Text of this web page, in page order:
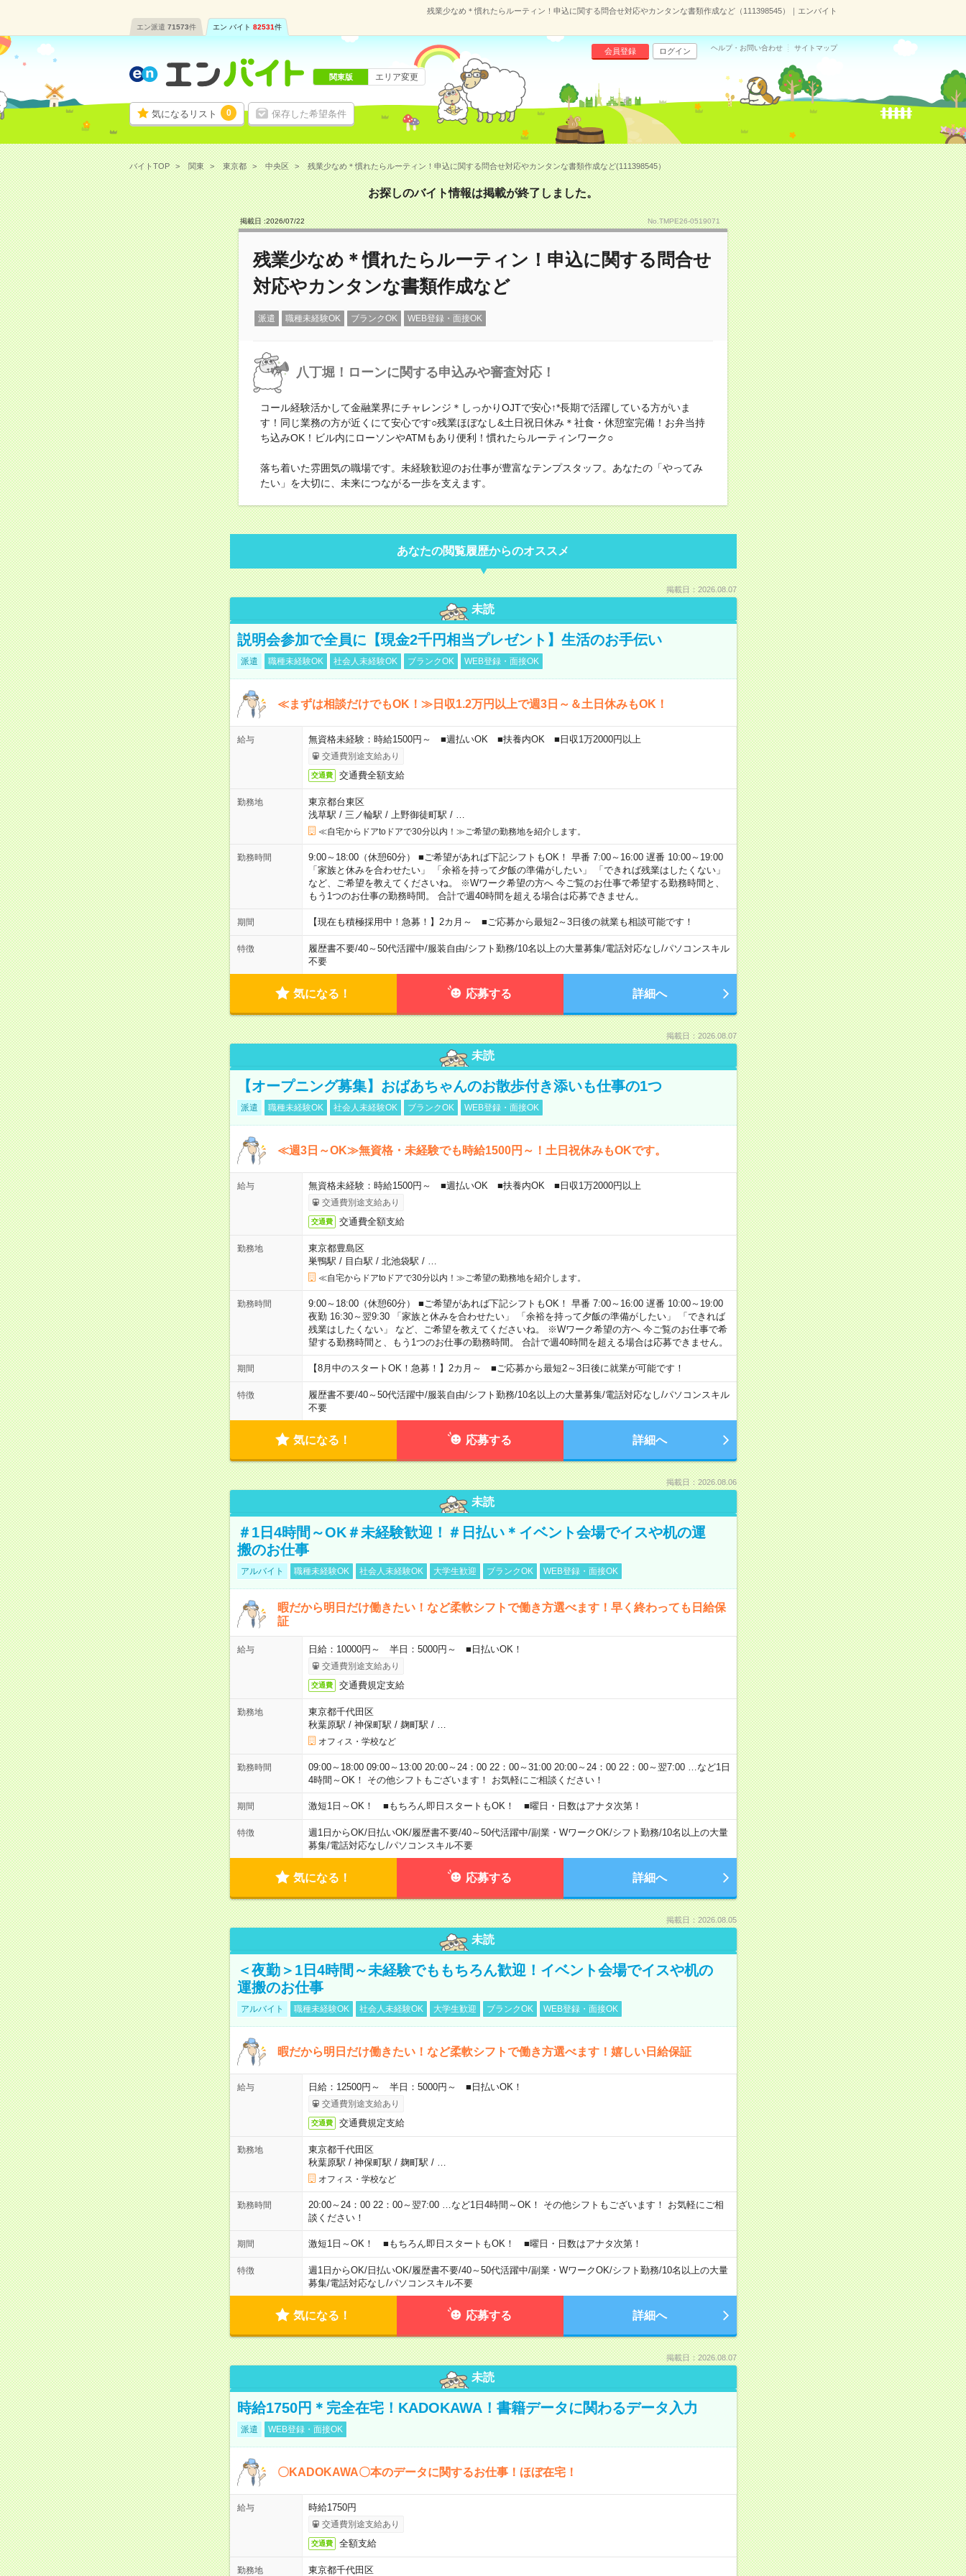
残業少なめ＊慣れたらルーティン！申込に関する問合せ対応やカンタンな書類作成など（111398545）｜エンバイト
エン派遣 71573件 エン バイト 82531件
気になるリスト 0 保存した希望条件
会員登録 ログイン ヘルプ・お問い合わせ サイトマップ
関東版 エリア変更
バイトTOP 関東 東京都 中央区 残業少なめ＊慣れたらルーティン！申込に関する問合せ対応やカンタンな書類作成など(111398545）
お探しのバイト情報は掲載が終了しました。
掲載日 :2026/07/22 No.TMPE26-0519071
残業少なめ＊慣れたらルーティン！申込に関する問合せ
対応やカンタンな書類作成など
派遣 職種未経験OK ブランクOK WEB登録・面接OK
八丁堀！ローンに関する申込みや審査対応！
コール経験活かして金融業界にチャレンジ＊しっかりOJTで安心↑*長期で活躍している方がいま
す！同じ業務の方が近くにて安心です○残業ほぼなし&土日祝日休み＊社食・休憩室完備！お弁当持
ち込みOK！ビル内にローソンやATMもあり便利！慣れたらルーティンワーク○
落ち着いた雰囲気の職場です。未経験歓迎のお仕事が豊富なテンプスタッフ。あなたの「やってみ
たい」を大切に、未来につながる一歩を支えます。
あなたの閲覧履歴からのオススメ
掲載日：2026.08.07
未読
説明会参加で全員に【現金2千円相当プレゼント】生活のお手伝い
派遣 職種未経験OK 社会人未経験OK ブランクOK WEB登録・面接OK
≪まずは相談だけでもOK！≫日収1.2万円以上で週3日～＆土日休みもOK！
給与 無資格未経験：時給1500円～ ■週払いOK ■扶養内OK ■日収1万2000円以上
交通費別途支給あり
交通費 交通費全額支給
勤務地
東京都台東区
浅草駅 / 三ノ輪駅 / 上野御徒町駅 /
≪自宅からドアtoドアで30分以内！≫ご希望の勤務地を紹介します。
勤務時間
9:00～18:00（休憩60分） ■ご希望があれば下記シフトもOK！ 早番 7:00～16:00 遅番 10:00～19:00
「家族と休みを合わせたい」 「余裕を持って夕飯の準備がしたい」 「できれば残業はしたくない」
など、ご希望を教えてくださいね。 ※Wワーク希望の方へ 今ご覧のお仕事で希望する勤務時間と、
もう1つのお仕事の勤務時間。 合計で週40時間を超える場合は応募できません。
期間 【現在も積極採用中！急募！】2カ月～ ■ご応募から最短2～3日後の就業も相談可能です！
特徴 履歴書不要/40～50代活躍中/服装自由/シフト勤務/10名以上の大量募集/電話対応なし/パソコンスキル
不要
気になる！ 応募する 詳細へ
掲載日：2026.08.07
未読
【オープニング募集】おばあちゃんのお散歩付き添いも仕事の1つ
派遣 職種未経験OK 社会人未経験OK ブランクOK WEB登録・面接OK
≪週3日～OK≫無資格・未経験でも時給1500円～！土日祝休みもOKです。
給与 無資格未経験：時給1500円～ ■週払いOK ■扶養内OK ■日収1万2000円以上
交通費別途支給あり
交通費 交通費全額支給
勤務地
東京都豊島区
巣鴨駅 / 目白駅 / 北池袋駅 /
≪自宅からドアtoドアで30分以内！≫ご希望の勤務地を紹介します。
勤務時間
9:00～18:00（休憩60分） ■ご希望があれば下記シフトもOK！ 早番 7:00～16:00 遅番 10:00～19:00
夜勤 16:30～翌9:30 「家族と休みを合わせたい」 「余裕を持って夕飯の準備がしたい」 「できれば
残業はしたくない」 など、ご希望を教えてくださいね。 ※Wワーク希望の方へ 今ご覧のお仕事で希
望する勤務時間と、もう1つのお仕事の勤務時間。 合計で週40時間を超える場合は応募できません。
期間 【8月中のスタートOK！急募！】2カ月～ ■ご応募から最短2～3日後に就業が可能です！
特徴 履歴書不要/40～50代活躍中/服装自由/シフト勤務/10名以上の大量募集/電話対応なし/パソコンスキル
不要
気になる！ 応募する 詳細へ
掲載日：2026.08.06
未読
＃1日4時間～OK＃未経験歓迎！＃日払い＊イベント会場でイスや机の運
搬のお仕事
アルバイト 職種未経験OK 社会人未経験OK 大学生歓迎 ブランクOK WEB登録・面接OK
暇だから明日だけ働きたい！など柔軟シフトで働き方選べます！早く終わっても日給保
証
給与 日給：10000円～ 半日：5000円～ ■日払いOK！
交通費別途支給あり
交通費 交通費規定支給
勤務地
東京都千代田区
秋葉原駅 / 神保町駅 / 麹町駅 /
オフィス・学校など
勤務時間
09:00～18:00 09:00～13:00 20:00～24：00 22：00～31:00 20:00～24：00 22：00～翌7:00 …など1日
4時間～OK！ その他シフトもございます！ お気軽にご相談ください！
期間 激短1日～OK！ ■もちろん即日スタートもOK！ ■曜日・日数はアナタ次第！
特徴 週1日からOK/日払いOK/履歴書不要/40～50代活躍中/副業・WワークOK/シフト勤務/10名以上の大量
募集/電話対応なし/パソコンスキル不要
気になる！ 応募する 詳細へ
掲載日：2026.08.05
未読
＜夜勤＞1日4時間～未経験でももちろん歓迎！イベント会場でイスや机の
運搬のお仕事
アルバイト 職種未経験OK 社会人未経験OK 大学生歓迎 ブランクOK WEB登録・面接OK
暇だから明日だけ働きたい！など柔軟シフトで働き方選べます！嬉しい日給保証
給与 日給：12500円～ 半日：5000円～ ■日払いOK！
交通費別途支給あり
交通費 交通費規定支給
勤務地
東京都千代田区
秋葉原駅 / 神保町駅 / 麹町駅 /
オフィス・学校など
勤務時間
20:00～24：00 22：00～翌7:00 …など1日4時間～OK！ その他シフトもございます！ お気軽にご相
談ください！
期間 激短1日～OK！ ■もちろん即日スタートもOK！ ■曜日・日数はアナタ次第！
特徴 週1日からOK/日払いOK/履歴書不要/40～50代活躍中/副業・WワークOK/シフト勤務/10名以上の大量
募集/電話対応なし/パソコンスキル不要
気になる！ 応募する 詳細へ
掲載日：2026.08.07
未読
時給1750円＊完全在宅！KADOKAWA！書籍データに関わるデータ入力
派遣 WEB登録・面接OK
〇KADOKAWA〇本のデータに関するお仕事！ほぼ在宅！
給与 時給1750円
交通費別途支給あり
交通費 全額支給
勤務地 東京都千代田区